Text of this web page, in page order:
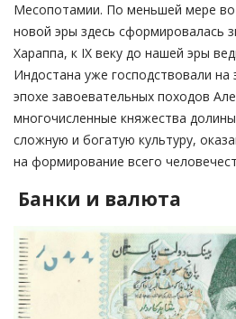
Месопотамии. По меньшей мере
новой эры здесь сформировалась
Хараппа, к IX веку до нашей эры
Индостана уже господствовали на
эпохе завоевательных походов
многочисленные княжества
сложную и богатую культуру,
на формирование всего
Банки и валюта